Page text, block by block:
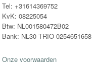
Tel: +31614369752
KvK: 08225054
Btw: NL001580472B02
Bank: NL30 TRIO 0254651658
Onze voorwaarden